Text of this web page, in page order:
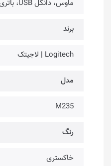
ماوس، دانگل USB، باتری، دفترچه راهنما
برند
Logitech | لاجیتک
مدل
M235
رنگ
خاکستری